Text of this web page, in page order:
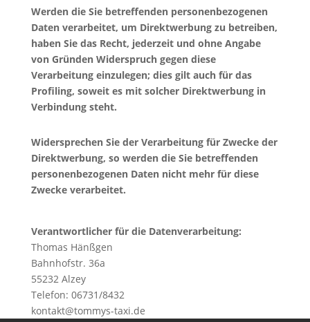
Werden die Sie betreffenden personenbezogenen
Daten verarbeitet, um Direktwerbung zu betreiben,
haben Sie das Recht, jederzeit und ohne Angabe
von Gründen Widerspruch gegen diese
Verarbeitung einzulegen; dies gilt auch für das
Profiling, soweit es mit solcher Direktwerbung in
Verbindung steht.
Widersprechen Sie der Verarbeitung für Zwecke der
Direktwerbung, so werden die Sie betreffenden
personenbezogenen Daten nicht mehr für diese
Zwecke verarbeitet.
Verantwortlicher für die Datenverarbeitung:
Thomas Hänßgen
Bahnhofstr. 36a
55232 Alzey
Telefon: 06731/8432
kontakt@tommys-taxi.de